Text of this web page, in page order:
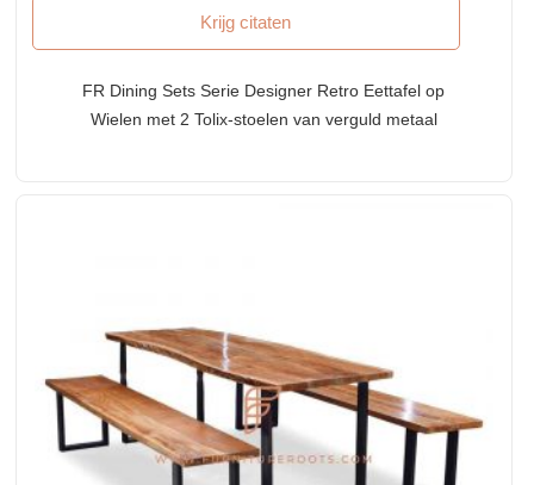
Krijg citaten
FR Dining Sets Serie Designer Retro Eettafel op
Wielen met 2 Tolix-stoelen van verguld metaal